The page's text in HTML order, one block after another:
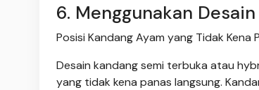
6. Menggunakan
Posisi Kandang Ayam yang Tidak Kena
Desain kandang semi terbuka atau
yang tidak kena panas langsung.